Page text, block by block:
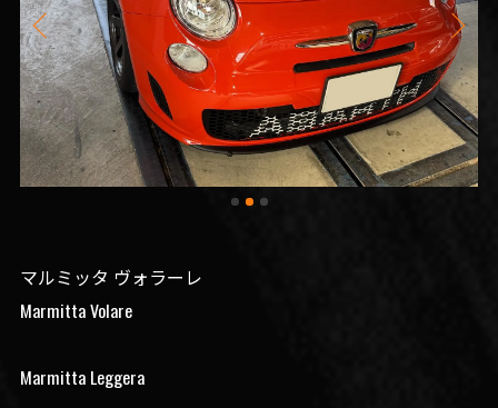
マルミッタ ヴォラーレ
Marmitta Volare
Marmitta Leggera